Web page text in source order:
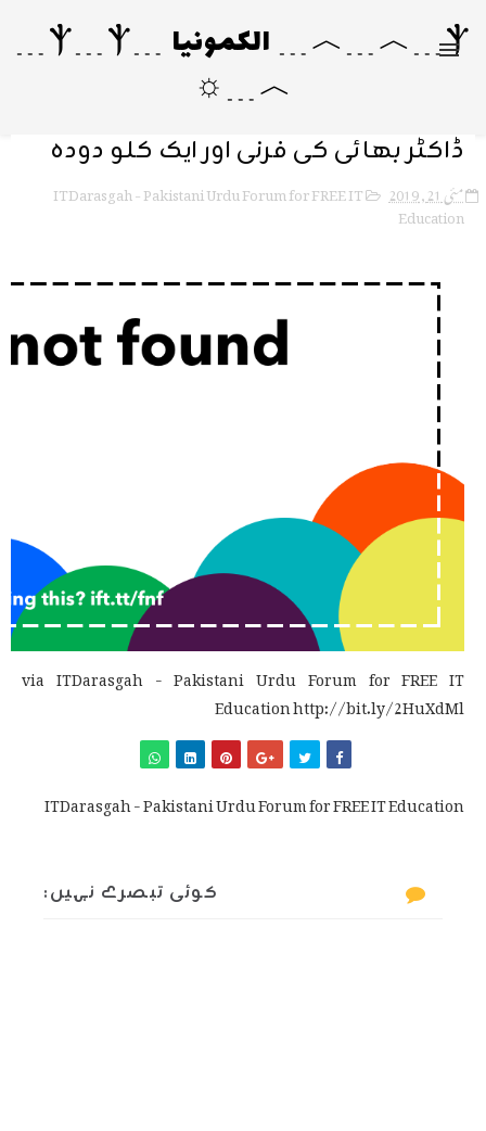
Ⲯ﹍︿﹍︿﹍ الکمونیا ﹍Ⲯ﹍Ⲯ﹍
︿﹍☼
ڈاکٹر بھائی کی فرنی اور ایک کلو دودھ
مئی 21, 2019 ITDarasgah - Pakistani Urdu Forum for FREE IT
Education
via ITDarasgah - Pakistani Urdu Forum for FREE IT
Education http://bit.ly/2HuXdMl
ITDarasgah - Pakistani Urdu Forum for FREE IT Education
کوئی تبصرے نہیں: